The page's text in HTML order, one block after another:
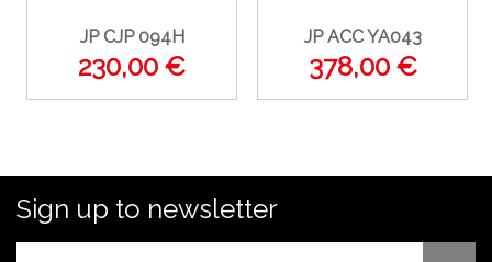
JP CJP 094H
230,00 €
JP ACC YA043
378,00 €
Sign up to newsletter